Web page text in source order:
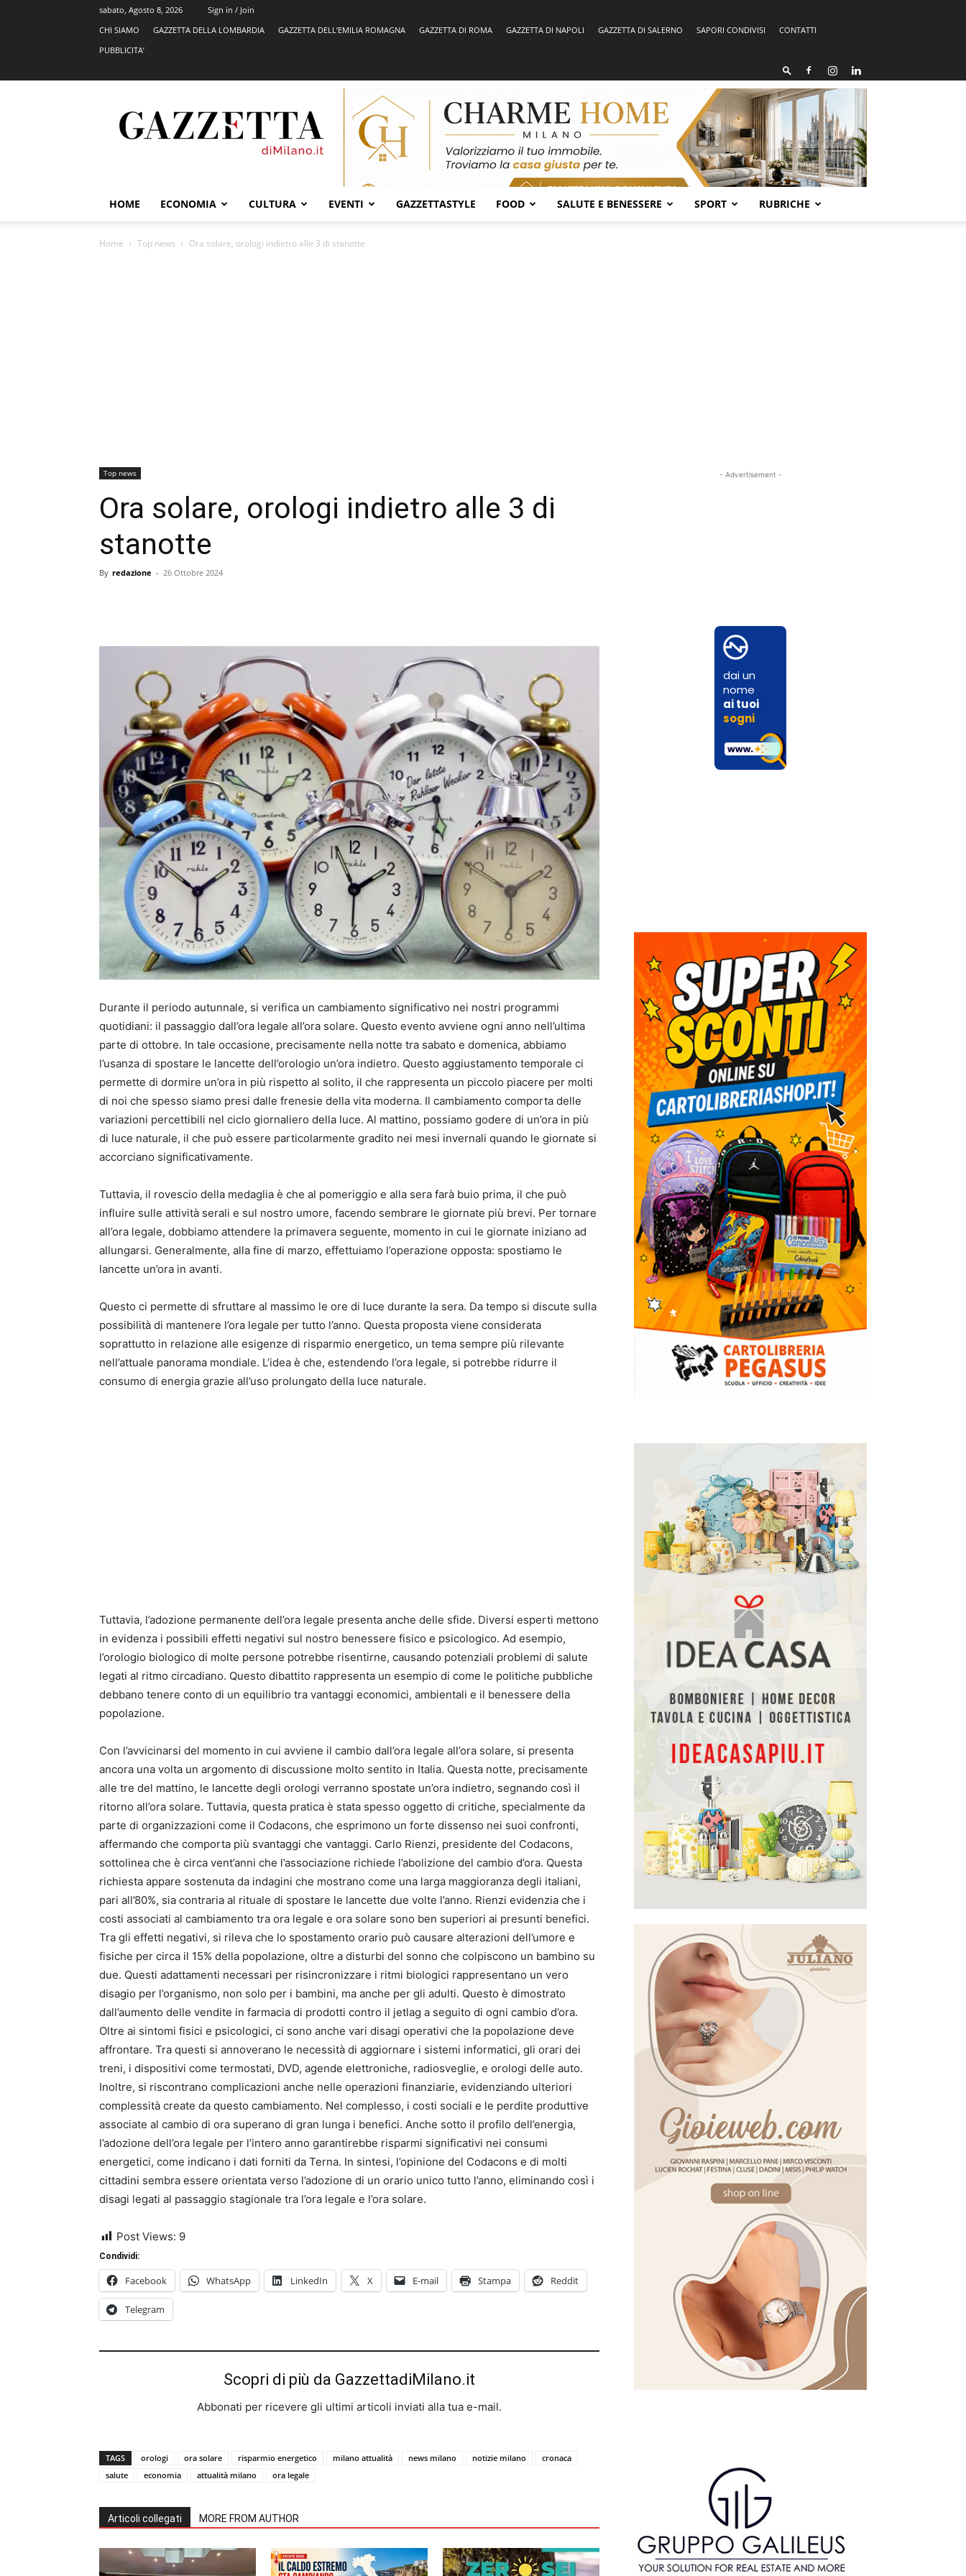
sabato, Agosto 8, 2026
Sign in / Join
CHI SIAMO
GAZZETTA DELLA LOMBARDIA GAZZETTA DELL’EMILIA ROMAGNA GAZZETTA DI ROMA GAZZETTA DI NAPOLI GAZZETTA DI SALERNO SAPORI CONDIVISI
CONTATTI
PUBBLICITA’
HOME ECONOMIA CULTURA EVENTI GAZZETTASTYLE FOOD SALUTE E BENESSERE SPORT RUBRICHE
Home Top news Ora solare, orologi indietro alle 3 di stanotte
Top news
Ora solare, orologi indietro alle 3 di
stanotte
By redazione - 26 Ottobre 2024
Durante il periodo autunnale, si verifica un cambiamento significativo nei nostri programmi
quotidiani: il passaggio dall’ora legale all’ora solare. Questo evento avviene ogni anno nell’ultima
parte di ottobre. In tale occasione, precisamente nella notte tra sabato e domenica, abbiamo
l’usanza di spostare le lancette dell’orologio un’ora indietro. Questo aggiustamento temporale ci
permette di dormire un’ora in più rispetto al solito, il che rappresenta un piccolo piacere per molti
di noi che spesso siamo presi dalle frenesie della vita moderna. Il cambiamento comporta delle
variazioni percettibili nel ciclo giornaliero della luce. Al mattino, possiamo godere di un’ora in più
di luce naturale, il che può essere particolarmente gradito nei mesi invernali quando le giornate si
accorciano significativamente.
Tuttavia, il rovescio della medaglia è che al pomeriggio e alla sera farà buio prima, il che può
influire sulle attività serali e sul nostro umore, facendo sembrare le giornate più brevi. Per tornare
all’ora legale, dobbiamo attendere la primavera seguente, momento in cui le giornate iniziano ad
allungarsi. Generalmente, alla fine di marzo, effettuiamo l’operazione opposta: spostiamo le
lancette un’ora in avanti.
Questo ci permette di sfruttare al massimo le ore di luce durante la sera. Da tempo si discute sulla
possibilità di mantenere l’ora legale per tutto l’anno. Questa proposta viene considerata
soprattutto in relazione alle esigenze di risparmio energetico, un tema sempre più rilevante
nell’attuale panorama mondiale. L’idea è che, estendendo l’ora legale, si potrebbe ridurre il
consumo di energia grazie all’uso prolungato della luce naturale.
Tuttavia, l’adozione permanente dell’ora legale presenta anche delle sfide. Diversi esperti mettono
in evidenza i possibili effetti negativi sul nostro benessere fisico e psicologico. Ad esempio,
l’orologio biologico di molte persone potrebbe risentirne, causando potenziali problemi di salute
legati al ritmo circadiano. Questo dibattito rappresenta un esempio di come le politiche pubbliche
debbano tenere conto di un equilibrio tra vantaggi economici, ambientali e il benessere della
popolazione.
Con l’avvicinarsi del momento in cui avviene il cambio dall’ora legale all’ora solare, si presenta
ancora una volta un argomento di discussione molto sentito in Italia. Questa notte, precisamente
alle tre del mattino, le lancette degli orologi verranno spostate un’ora indietro, segnando così il
ritorno all’ora solare. Tuttavia, questa pratica è stata spesso oggetto di critiche, specialmente da
parte di organizzazioni come il Codacons, che esprimono un forte dissenso nei suoi confronti,
affermando che comporta più svantaggi che vantaggi. Carlo Rienzi, presidente del Codacons,
sottolinea che è circa vent’anni che l’associazione richiede l’abolizione del cambio d’ora. Questa
richiesta appare sostenuta da indagini che mostrano come una larga maggioranza degli italiani,
pari all’80%, sia contraria al rituale di spostare le lancette due volte l’anno. Rienzi evidenzia che i
costi associati al cambiamento tra ora legale e ora solare sono ben superiori ai presunti benefici.
Tra gli effetti negativi, si rileva che lo spostamento orario può causare alterazioni dell’umore e
fisiche per circa il 15% della popolazione, oltre a disturbi del sonno che colpiscono un bambino su
due. Questi adattamenti necessari per risincronizzare i ritmi biologici rappresentano un vero
disagio per l’organismo, non solo per i bambini, ma anche per gli adulti. Questo è dimostrato
dall’aumento delle vendite in farmacia di prodotti contro il jetlag a seguito di ogni cambio d’ora.
Oltre ai sintomi fisici e psicologici, ci sono anche vari disagi operativi che la popolazione deve
affrontare. Tra questi si annoverano le necessità di aggiornare i sistemi informatici, gli orari dei
treni, i dispositivi come termostati, DVD, agende elettroniche, radiosveglie, e orologi delle auto.
Inoltre, si riscontrano complicazioni anche nelle operazioni finanziarie, evidenziando ulteriori
complessità create da questo cambiamento. Nel complesso, i costi sociali e le perdite produttive
associate al cambio di ora superano di gran lunga i benefici. Anche sotto il profilo dell’energia,
l’adozione dell’ora legale per l’intero anno garantirebbe risparmi significativi nei consumi
energetici, come indicano i dati forniti da Terna. In sintesi, l’opinione del Codacons e di molti
cittadini sembra essere orientata verso l’adozione di un orario unico tutto l’anno, eliminando così i
disagi legati al passaggio stagionale tra l’ora legale e l’ora solare.
Post Views: 9
Condividi:
Facebook WhatsApp LinkedIn X E-mail Stampa Reddit
Telegram
Scopri di più da GazzettadiMilano.it
Abbonati per ricevere gli ultimi articoli inviati alla tua e-mail.
TAGS orologi ora solare risparmio energetico milano attualità news milano notizie milano
cronaca
salute
economia attualità milano ora legale
Articoli collegati MORE FROM AUTHOR
- Advertisement -